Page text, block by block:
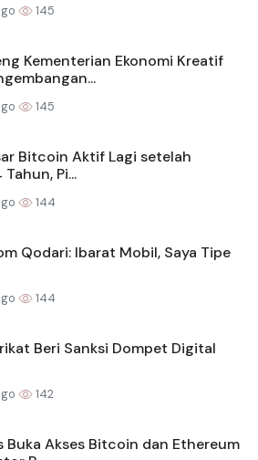
145
Kementerian Ekonomi Kreatif
145
Bitcoin Aktif Lagi setelah
Pi...
144
Qodari: Ibarat Mobil, Saya Tipe
144
Beri Sanksi Dompet Digital
142
Buka Akses Bitcoin dan Ethereum